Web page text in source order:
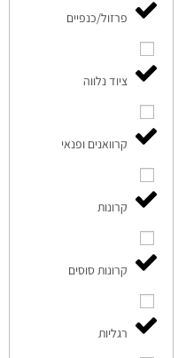
פרזול/כנפיים
ציוד נלווה
קרוואנים ופנאי
קרונות
קרונות סוסים
רגליות